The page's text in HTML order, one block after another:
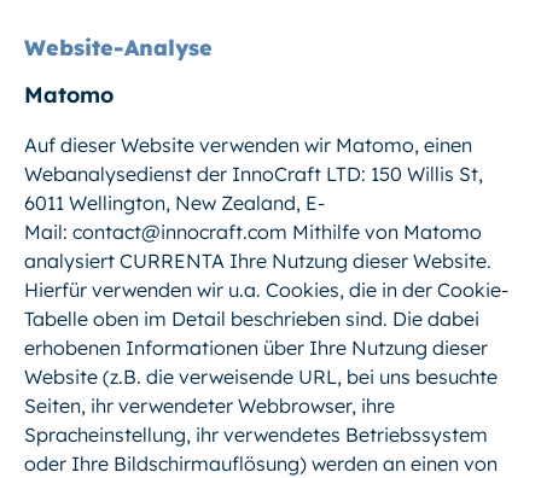
Website-Analyse
Matomo
Auf dieser Website verwenden wir Matomo, einen
Webanalysedienst der InnoCraft LTD: 150 Willis St,
6011 Wellington, New Zealand, E-
Mail: contact@innocraft.com Mithilfe von Matomo
analysiert CURRENTA Ihre Nutzung dieser Website.
Hierfür verwenden wir u.a. Cookies, die in der Cookie-
Tabelle oben im Detail beschrieben sind. Die dabei
erhobenen Informationen über Ihre Nutzung dieser
Website (z.B. die verweisende URL, bei uns besuchte
Seiten, ihr verwendeter Webbrowser, ihre
Spracheinstellung, ihr verwendetes Betriebssystem
oder Ihre Bildschirmauflösung) werden an einen von